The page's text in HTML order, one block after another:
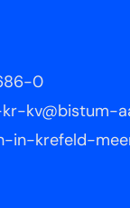
0
kv@bistum-
in-krefeld-